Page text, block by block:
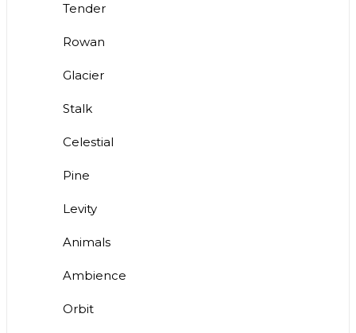
Tender
Rowan
Glacier
Stalk
Celestial
Pine
Levity
Animals
Ambience
Orbit